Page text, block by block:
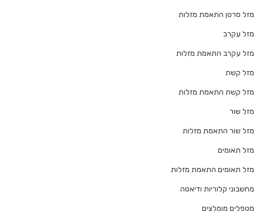
מזל סרטן התאמת מזלות
מזל עקרב
מזל עקרב התאמת מזלות
מזל קשת
מזל קשת התאמת מזלות
מזל שור
מזל שור התאמת מזלות
מזל תאומים
מזל תאומים התאמת מזלות
מחשבוני קלוריות ודיאטה
מטפלים מומלצים